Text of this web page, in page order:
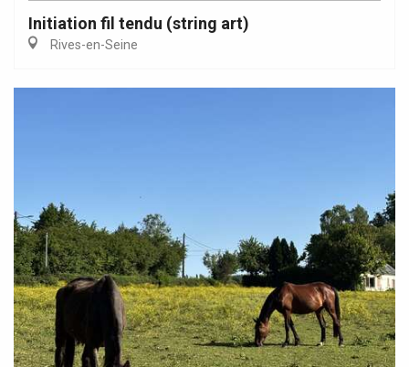
Initiation fil tendu (string art)
Rives-en-Seine